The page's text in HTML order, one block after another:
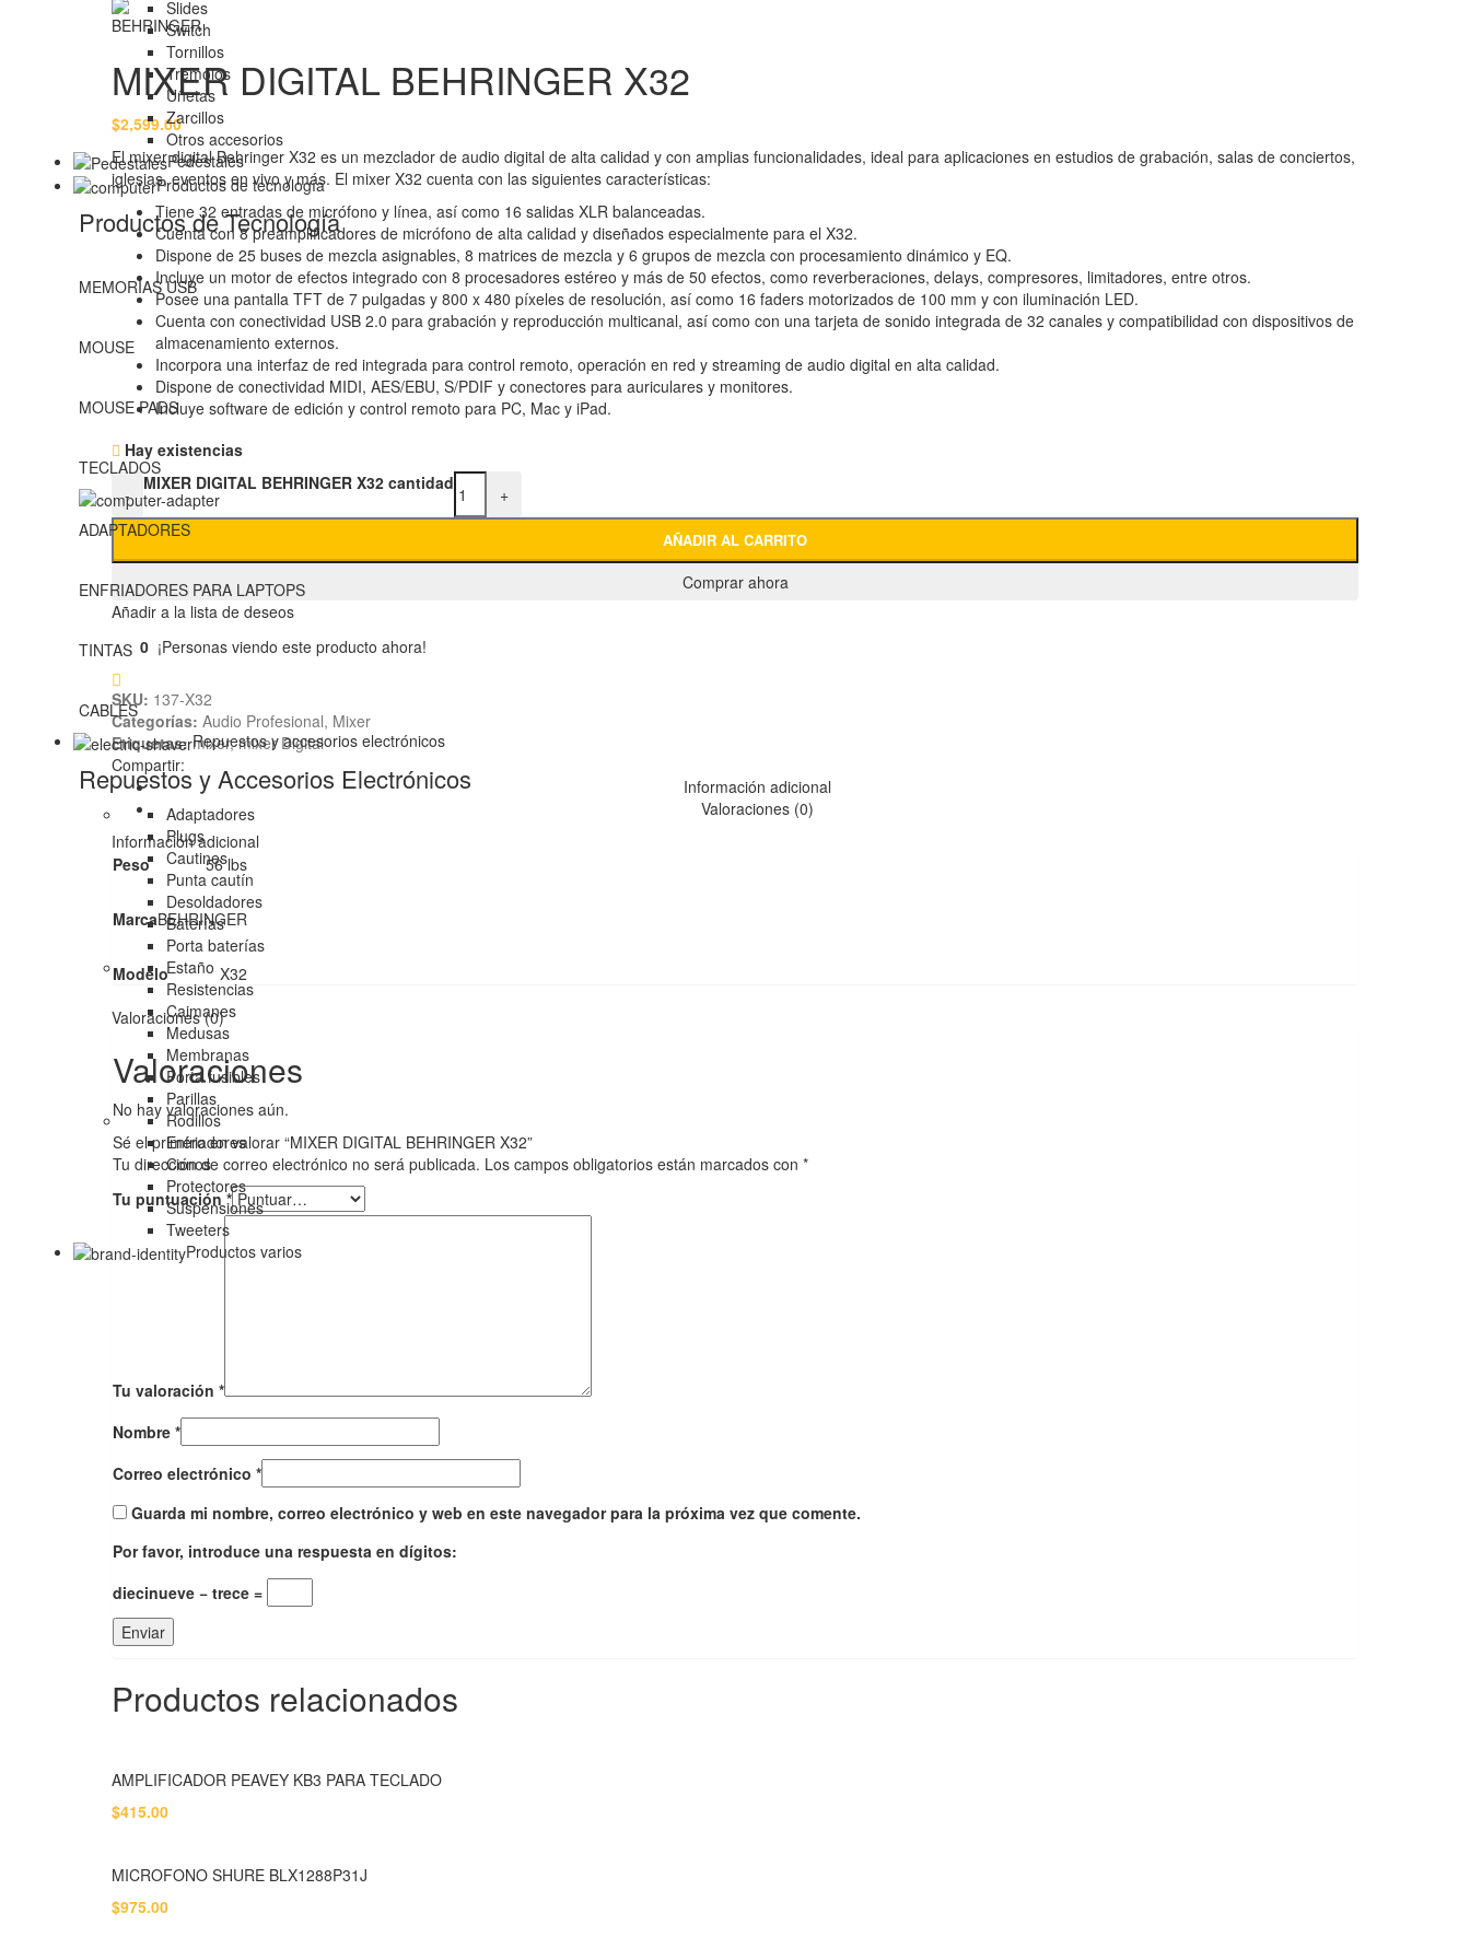
Slides
Switch
Tornillos
Tremolos
Uñetas
Zarcillos
Otros accesorios
Pedestales
Productos de tecnología
Productos de Tecnología
MEMORIAS USB
MOUSE
MOUSE PADS
TECLADOS
ADAPTADORES
ENFRIADORES PARA LAPTOPS
TINTAS
CABLES
Repuestos y accesorios electrónicos
Repuestos y Accesorios Electrónicos
Adaptadores
Plugs
Cautines
Punta cautín
Desoldadores
Baterías
Porta baterías
Estaño
Resistencias
Caimanes
Medusas
Membranas
Porta fusibles
Parillas
Rodillos
Enfriadores
Conos
Protectores
Suspensiones
Tweeters
Productos varios
MIXER DIGITAL BEHRINGER X32
$2,599.00
El mixer digital Behringer X32 es un mezclador de audio digital de alta calidad y con amplias funcionalidades, ideal para aplicaciones en estudios de grabación, salas de conciertos,
iglesias, eventos en vivo y más. El mixer X32 cuenta con las siguientes características:
Tiene 32 entradas de micrófono y línea, así como 16 salidas XLR balanceadas.
Cuenta con 8 preamplificadores de micrófono de alta calidad y diseñados especialmente para el X32.
Dispone de 25 buses de mezcla asignables, 8 matrices de mezcla y 6 grupos de mezcla con procesamiento dinámico y EQ.
Incluye un motor de efectos integrado con 8 procesadores estéreo y más de 50 efectos, como reverberaciones, delays, compresores, limitadores, entre otros.
Posee una pantalla TFT de 7 pulgadas y 800 x 480 píxeles de resolución, así como 16 faders motorizados de 100 mm y con iluminación LED.
Cuenta con conectividad USB 2.0 para grabación y reproducción multicanal, así como con una tarjeta de sonido integrada de 32 canales y compatibilidad con dispositivos de
almacenamiento externos.
Incorpora una interfaz de red integrada para control remoto, operación en red y streaming de audio digital en alta calidad.
Dispone de conectividad MIDI, AES/EBU, S/PDIF y conectores para auriculares y monitores.
Incluye software de edición y control remoto para PC, Mac y iPad.
Hay existencias
-
MIXER DIGITAL BEHRINGER X32 cantidad
+
AÑADIR AL CARRITO
Comprar ahora
Añadir a la lista de deseos
0 ¡Personas viendo este producto ahora!
SKU: 137-X32
Categorías: Audio Profesional, Mixer
Etiquetas: mixer, mixer Digital
Compartir:
Información adicional
Valoraciones (0)
Información adicional
Peso
56 lbs
MarcaBEHRINGER
Modelo
X32
Valoraciones (0)
Valoraciones
No hay valoraciones aún.
Sé el primero en valorar “MIXER DIGITAL BEHRINGER X32”
Tu dirección de correo electrónico no será publicada. Los campos obligatorios están marcados con *
Tu puntuación*
Tu valoración *
Nombre *
Correo electrónico *
Guarda mi nombre, correo electrónico y web en este navegador para la próxima vez que comente.
Por favor, introduce una respuesta en dígitos:
diecinueve − trece =
Productos relacionados
AMPLIFICADOR PEAVEY KB3 PARA TECLADO
$415.00
MICROFONO SHURE BLX1288P31J
$975.00